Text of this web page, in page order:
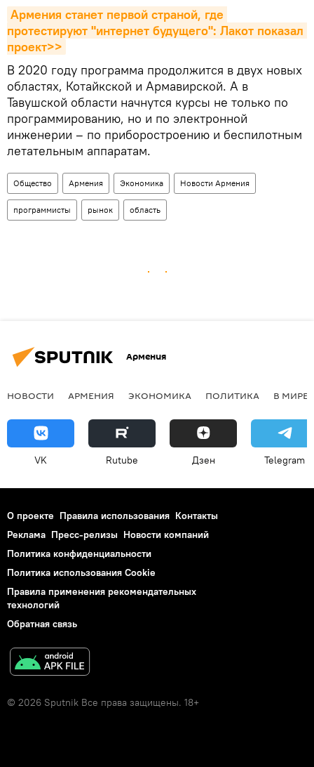
Армения станет первой страной, где
протестируют "интернет будущего": Лакот показал
проект>>
В 2020 году программа продолжится в двух новых
областях, Котайкской и Армавирской. А в
Тавушской области начнутся курсы не только по
программированию, но и по электронной
инженерии – по приборостроению и беспилотным
летательным аппаратам.
Общество Армения Экономика Новости Армения
программисты рынок область
Армения
НОВОСТИ АРМЕНИЯ ЭКОНОМИКА ПОЛИТИКА В МИРЕ
VK Rutube Дзен Telegram
О проекте Правила использования Контакты
Реклама Пресс-релизы Новости компаний
Политика конфиденциальности
Политика использования Cookie
Правила применения рекомендательных
технологий
Обратная связь
© 2026 Sputnik Все права защищены. 18+